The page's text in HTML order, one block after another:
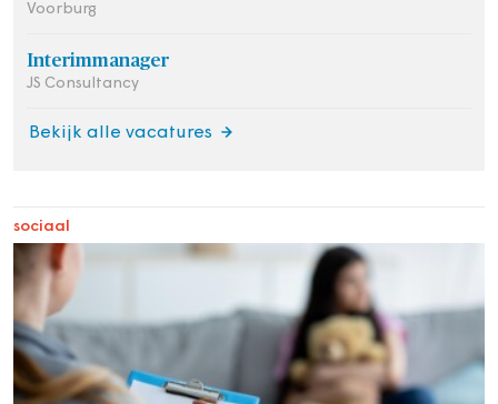
Voorburg
Interimmanager
JS Consultancy
Bekijk alle vacatures
sociaal